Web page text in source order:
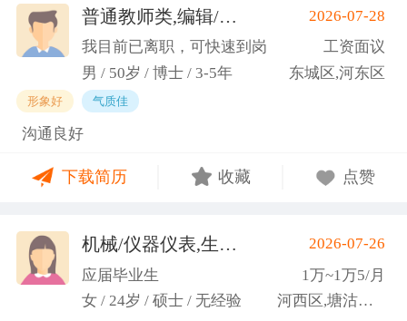
一百余人，并组织每天口语晨读活动，同时不定期举
办各种社团内部活动，如迎新、英语角等。
稳步成长并创造价值。
普通教师类,编辑/出版/印刷 (刘先生)
2026-07-28
我目前已离职，可快速到岗
工资面议
男 / 50岁 / 博士 / 3-5年
东城区,河东区
形象好 气质佳
沟通良好
下载简历 收藏 点赞
机械/仪器仪表,生产管理/研发 (高蕾)
2026-07-26
应届毕业生
1万~1万5/月
女 / 24岁 / 硕士 / 无经验
河西区,塘沽区,东丽区